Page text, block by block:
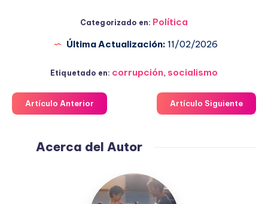
Categorizado en: Política
Última Actualización: 11/02/2026
Etiquetado en: corrupción, socialismo
Artículo Anterior Artículo Siguiente
Acerca del Autor
Fuensanta
López